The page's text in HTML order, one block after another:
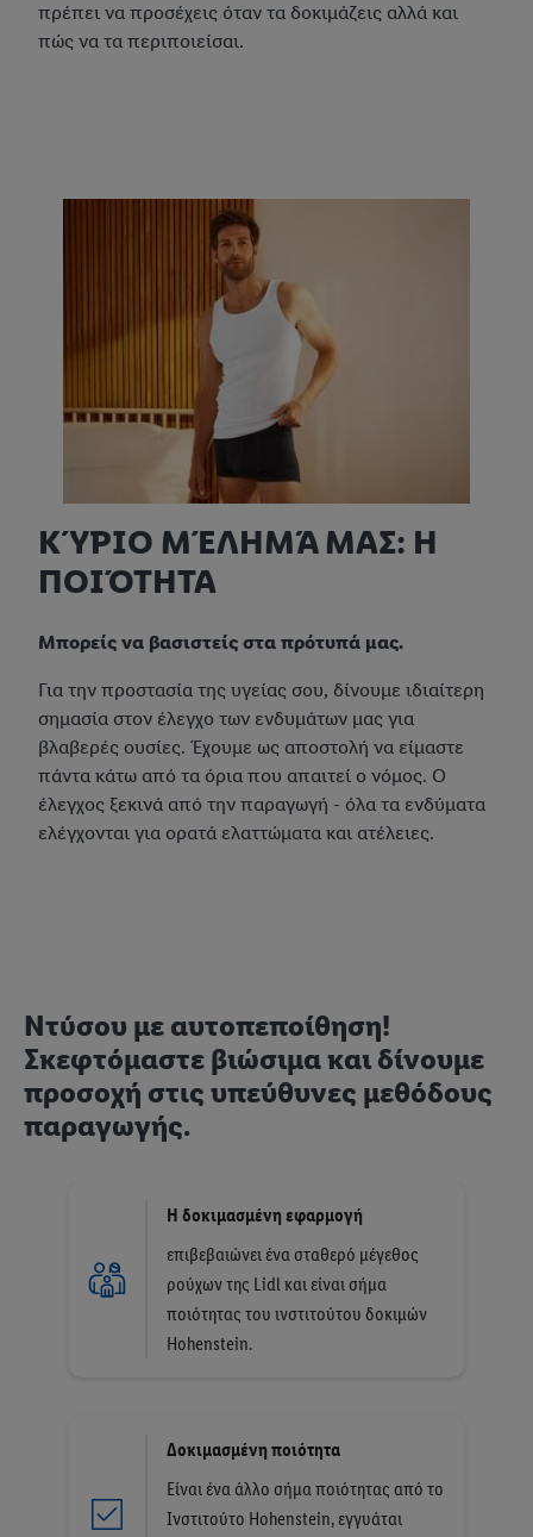
πρέπει να προσέχεις όταν τα δοκιμάζεις αλλά και
πώς να τα περιποιείσαι.
ΚΎΡΙΟ ΜΈΛΗΜΆ ΜΑΣ: Η
ΠΟΙΌΤΗΤΑ
Μπορείς να βασιστείς στα πρότυπά μας.
Για την προστασία της υγείας σου, δίνουμε ιδιαίτερη
σημασία στον έλεγχο των ενδυμάτων μας για
βλαβερές ουσίες. Έχουμε ως αποστολή να είμαστε
πάντα κάτω από τα όρια που απαιτεί ο νόμος. Ο
έλεγχος ξεκινά από την παραγωγή - όλα τα ενδύματα
ελέγχονται για ορατά ελαττώματα και ατέλειες.
Ντύσου με αυτοπεποίθηση!
Σκεφτόμαστε βιώσιμα και δίνουμε
προσοχή στις υπεύθυνες μεθόδους
παραγωγής.
Η δοκιμασμένη εφαρμογή
επιβεβαιώνει ένα σταθερό μέγεθος
ρούχων της Lidl και είναι σήμα
ποιότητας του ινστιτούτου δοκιμών
Hohenstein.
Δοκιμασμένη ποιότητα
Είναι ένα άλλο σήμα ποιότητας από το
Ινστιτούτο Hohenstein, εγγυάται